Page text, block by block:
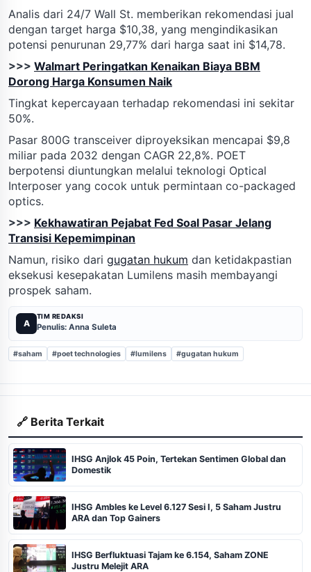
Analis dari 24/7 Wall St. memberikan rekomendasi jual
dengan target harga $10,38, yang mengindikasikan
potensi penurunan 29,77% dari harga saat ini $14,78.
>>> Walmart Peringatkan Kenaikan Biaya BBM
Dorong Harga Konsumen Naik
Tingkat kepercayaan terhadap rekomendasi ini sekitar
50%.
Pasar 800G transceiver diproyeksikan mencapai $9,8
miliar pada 2032 dengan CAGR 22,8%. POET
berpotensi diuntungkan melalui teknologi Optical
Interposer yang cocok untuk permintaan co-packaged
optics.
>>> Kekhawatiran Pejabat Fed Soal Pasar Jelang
Transisi Kepemimpinan
Namun, risiko dari gugatan hukum dan ketidakpastian
eksekusi kesepakatan Lumilens masih membayangi
prospek saham.
A
TIM REDAKSI
Penulis: Anna Suleta
#saham #poet technologies #lumilens #gugatan hukum
🔗 Berita Terkait
IHSG Anjlok 45 Poin, Tertekan Sentimen Global dan
Domestik
IHSG Ambles ke Level 6.127 Sesi I, 5 Saham Justru
ARA dan Top Gainers
IHSG Berfluktuasi Tajam ke 6.154, Saham ZONE
Justru Melejit ARA